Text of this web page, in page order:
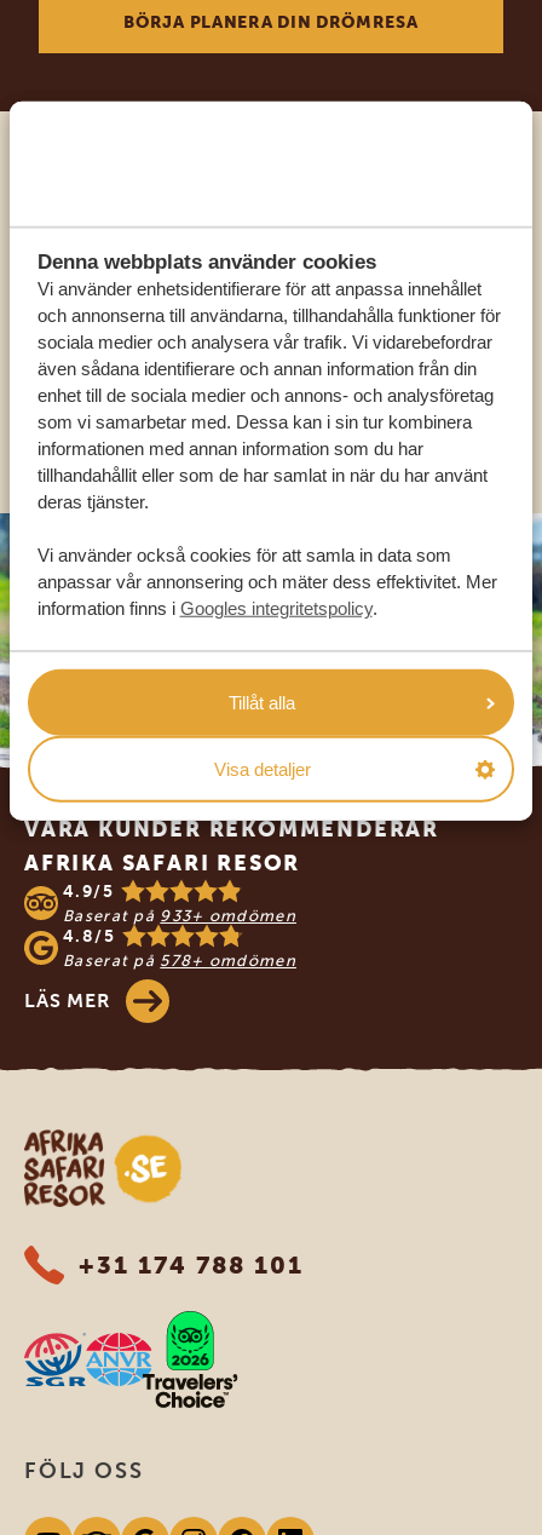
Denna webbplats använder cookies
Vi använder enhetsidentifierare för att anpassa innehållet
och annonserna till användarna, tillhandahålla funktioner för
sociala medier och analysera vår trafik. Vi vidarebefordrar
även sådana identifierare och annan information från din
enhet till de sociala medier och annons- och analysföretag
som vi samarbetar med. Dessa kan i sin tur kombinera
informationen med annan information som du har
tillhandahållit eller som de har samlat in när du har använt
deras tjänster.
Vi använder också cookies för att samla in data som
anpassar vår annonsering och mäter dess effektivitet. Mer
information finns i Googles integritetspolicy.
Tillåt alla
Visa detaljer
BÖRJA PLANERA DIN DRÖMRESA
VÅRA SPECIALISTER FINNS HÄR FÖR ATT
HJÄLPA DIG
SV:+31 174 788 101
OLIKA LÄNDER
Footer
VÅRA KUNDER REKOMMENDERAR
AFRIKA SAFARI RESOR
4.9/5
Baserat på 933+ omdömen
4.8/5
Baserat på 578+ omdömen
LÄS MER
Safari-resor i Afrika
+31 174 788 101
FÖLJ OSS